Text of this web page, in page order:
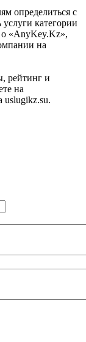
определиться с
категории
«AnyKey.Kz»,
на
рейтинг и
на
uslugikz.su.